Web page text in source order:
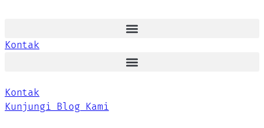
Kontak
Kontak
Kunjungi Blog Kami